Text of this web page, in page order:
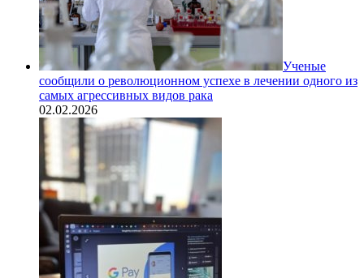
Ученые
сообщили о революционном успехе в лечении одного из
самых агрессивных видов рака
02.02.2026